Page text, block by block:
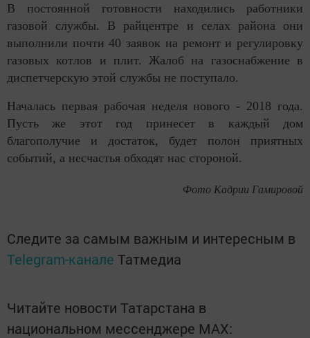
В постоянной готовности находились работники
газовой службы. В райцентре и селах района они
выполнили почти 40 заявок на ремонт и регулировку
газовых котлов и плит. Жалоб на газоснабжение в
диспетчерскую этой службы не поступало.
Началась первая рабочая неделя нового - 2018 года.
Пусть же этот год принесет в каждый дом
благополучие и достаток, будет полон приятных
событий, а несчастья обходят нас стороной.
Фото Кадрии Гамировой
Следите за самым важным и интересным в
Telegram-канале Татмедиа
Читайте новости Татарстана в
национальном мессенджере MАХ: